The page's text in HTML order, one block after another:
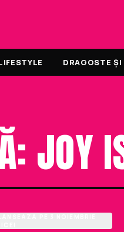
DRAGOSTE ȘI
JOY